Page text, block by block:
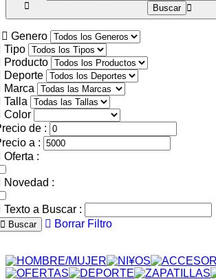
Genero
Tipo
Producto
Deporte
Marca
Talla
Color
de :
a :
Oferta :
Novedad :
Texto a Buscar :
Buscar Borrar Filtro